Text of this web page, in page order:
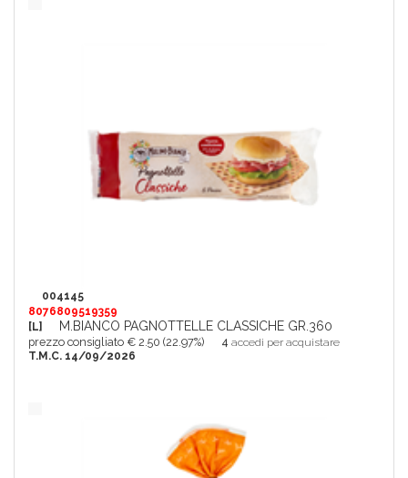
004145
8076809519359
[L]
M.BIANCO PAGNOTTELLE CLASSICHE GR.360
prezzo consigliato € 2.50 (22.97%) 4 accedi per acquistare
T.M.C. 14/09/2026